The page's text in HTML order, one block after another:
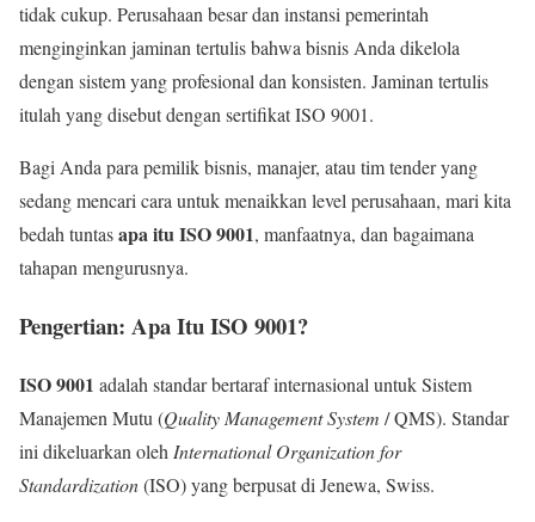
tidak cukup. Perusahaan besar dan instansi pemerintah
menginginkan jaminan tertulis bahwa bisnis Anda dikelola
dengan sistem yang profesional dan konsisten. Jaminan tertulis
itulah yang disebut dengan sertifikat ISO 9001.
Bagi Anda para pemilik bisnis, manajer, atau tim tender yang
sedang mencari cara untuk menaikkan level perusahaan, mari kita
bedah tuntasapa itu ISO 9001, manfaatnya, dan bagaimana
tahapan mengurusnya.
Pengertian: Apa Itu ISO 9001?
ISO 9001 adalah standar bertaraf internasional untuk Sistem
Manajemen Mutu (Quality Management System / QMS). Standar
ini dikeluarkan oleh International Organization for
Standardization(ISO) yang berpusat di Jenewa, Swiss.